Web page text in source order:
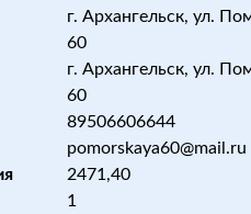
г. Архангельск, ул.
60
г. Архангельск, ул.
60
89506606644
pomorskaya60@mail.ru
2471,40
1